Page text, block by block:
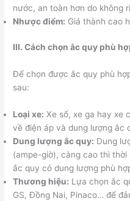
nước, an toàn hơn do không
Nhược điểm: Giá thành cao
III. Cách chọn ắc quy phù
Để chọn được ắc quy phù
sau:
Loại xe: Xe số, xe ga hay xe
về điện áp và dung lượng ắc
Dung lượng ắc quy: Dung
(ampe-giờ), càng cao thì
ắc quy có dung lượng phù
Thương hiệu: Lựa chọn ắc
GS, Đồng Nai, Pinaco… để